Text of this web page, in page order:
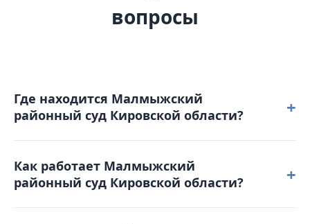
вопросы
Где находится Малмыжский
районный суд Кировской области?
+
расположен по адресу: 612920, Кировская область,
г. Малмыж, ул. Комсомольская, д. 67.
Как работает Малмыжский
районный суд Кировской области?
+